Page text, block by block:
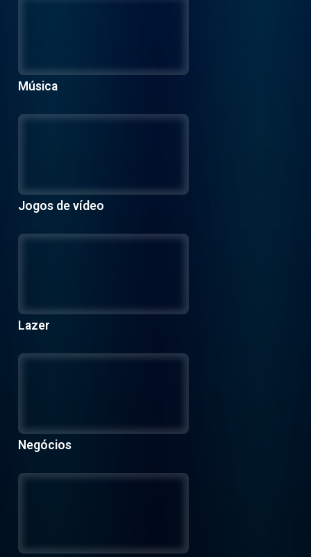
Música
Jogos de vídeo
Lazer
Negócios